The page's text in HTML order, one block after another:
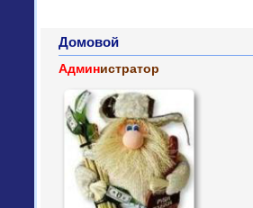
Домовой
Администратор